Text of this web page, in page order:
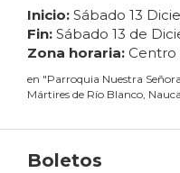
Inicio: Sábado 13
Fin: Sábado 13 de
Zona horaria: Centro
en "Parroquia Nuestra
Mártires de Río Blanco,
Boletos